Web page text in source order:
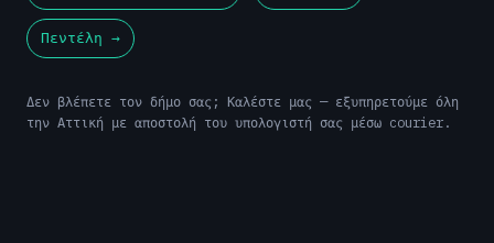
Πεντέλη →
Δεν βλέπετε τον δήμο σας; Καλέστε μας — εξυπηρετούμε όλη
την Αττική με αποστολή του υπολογιστή σας μέσω courier.